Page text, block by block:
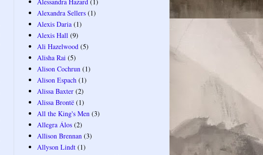
Alessandra Hazard (1)
Alexandra Sellers (1)
Alexis Daria (1)
Alexis Hall (9)
Ali Hazelwood (5)
Alisha Rai (5)
Alison Cochrun (1)
Alison Espach (1)
Alissa Baxter (2)
Alissa Brontë (1)
All the King's Men (3)
Allegra Álos (2)
Allison Brennan (3)
Allyson Lindt (1)